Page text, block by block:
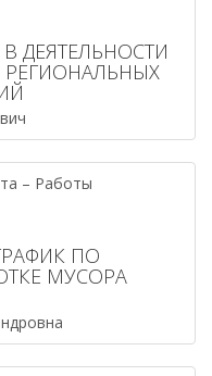
ДЕЯТЕЛЬНОСТИ
– Работы
ПО
МУСОРА